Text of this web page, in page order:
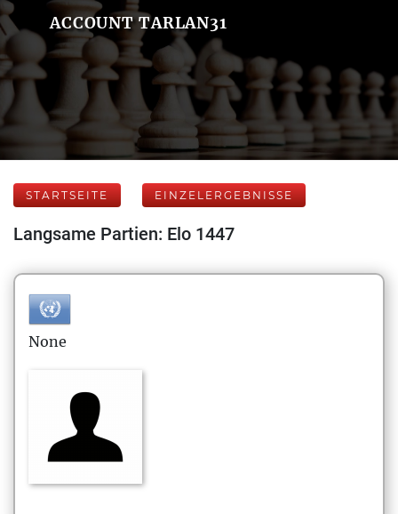
ACCOUNT TARLAN31
STARTSEITE EINZELERGEBNISSE
Langsame Partien: Elo 1447
None